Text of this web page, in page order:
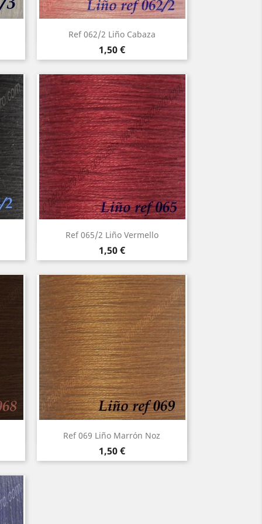
Ref 062/2 Liño Cabaza
Precio
1,50 €
Vista rápida
Ref 065/2 Liño Vermello
Precio
1,50 €
Vista rápida
Ref 069 Liño Marrón Noz
Precio
1,50 €
Vista rápida